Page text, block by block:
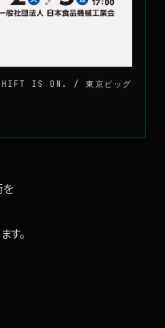
IS ON. / 東京ビッグ
す。